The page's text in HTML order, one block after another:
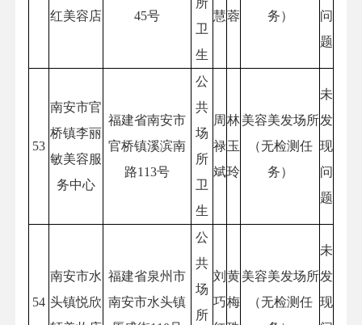
红美容店 45号
所
卫
生
慧蓉 务）
问
题
53
南安市官
桥镇李丽
敏美容服
务中心
福建省南安市
官桥镇溪滨南
路113号
公
共
场
所
卫
生
周
禄
斌
林
玉
玲
美容美发场所
（无检测任
务）
未
发
现
问
题
54
南安市水
头镇悦欣
福建省泉州市
南安市水头镇
公
共
场
所
刘
巧
黄
梅
美容美发场所
（无检测任
未
发
现